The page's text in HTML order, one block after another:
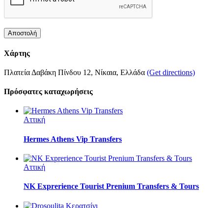
Χάρτης
Πλατεία Δαβάκη Πίνδου 12, Νίκαια, Ελλάδα (Get directions)
Πρόσφατες καταχωρήσεις
Αττική
Hermes Athens Vip Transfers
Αττική
NK Exprerience Tourist Prenium Transfers & Tours